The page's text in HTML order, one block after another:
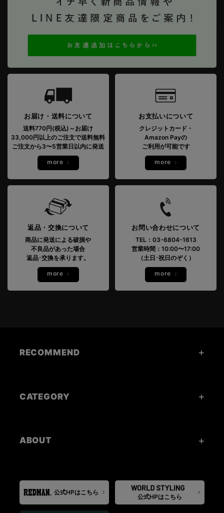
お届け・送料について
送料770円(税込)～お届け
33,000円以上のご注文で送料無料
ご注文から3〜5営業日以内に発送
more
お支払いについて
クレジットカード・
Amazon Payの
ご利用が可能です
more
返品・交換について
商品に発送による破損や
不良品があった場合
返品･交換を承ります。
more
お問い合わせについて
TEL：03-6804-1613
営業時間：10:00〜17:00
（土日･祝日のぞく）
more
RECOMMEND
CATEGORY
ABOUT
公式HPはこちら
公式HPはこちら